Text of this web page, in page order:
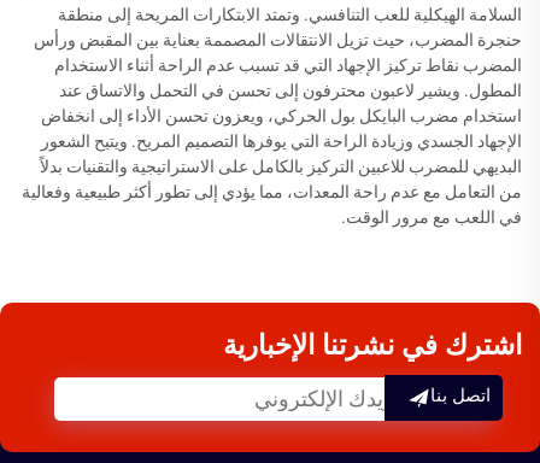
السلامة الهيكلية للعب التنافسي. وتمتد الابتكارات المريحة إلى منطقة
حنجرة المضرب، حيث تزيل الانتقالات المصممة بعناية بين المقبض ورأس
المضرب نقاط تركيز الإجهاد التي قد تسبب عدم الراحة أثناء الاستخدام
المطول. ويشير لاعبون محترفون إلى تحسن في التحمل والاتساق عند
استخدام مضرب البايكل بول الحركي، ويعزون تحسن الأداء إلى انخفاض
الإجهاد الجسدي وزيادة الراحة التي يوفرها التصميم المريح. ويتيح الشعور
البديهي للمضرب للاعبين التركيز بالكامل على الاستراتيجية والتقنيات بدلاً
من التعامل مع عدم راحة المعدات، مما يؤدي إلى تطور أكثر طبيعية وفعالية
في اللعب مع مرور الوقت.
اشترك في نشرتنا الإخبارية
اتصل بنا